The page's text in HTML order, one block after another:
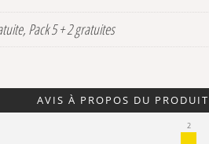
Pack 5 + 2 gratuites
AVIS À PROPOS DU PRODUIT
2